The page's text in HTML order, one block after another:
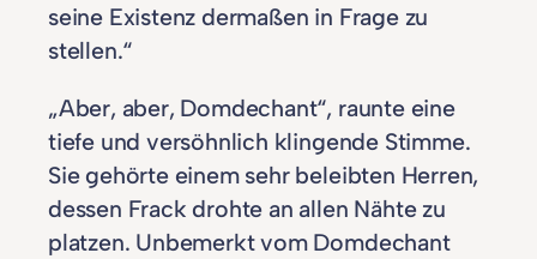
seine Existenz dermaßen in Frage zu
stellen.“
„Aber, aber, Domdechant“, raunte eine
tiefe und versöhnlich klingende Stimme.
Sie gehörte einem sehr beleibten Herren,
dessen Frack drohte an allen Nähte zu
platzen. Unbemerkt vom Domdechant